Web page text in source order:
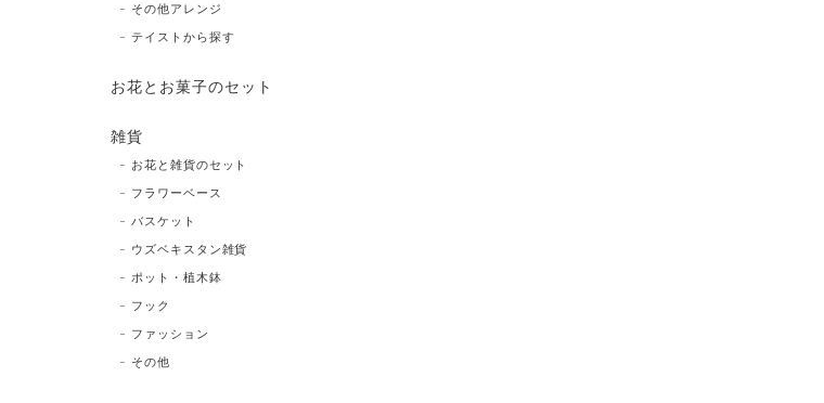
その他アレンジ
テイストから探す
お花とお菓子のセット
雑貨
お花と雑貨のセット
フラワーベース
バスケット
ウズベキスタン雑貨
ポット・植木鉢
フック
ファッション
その他